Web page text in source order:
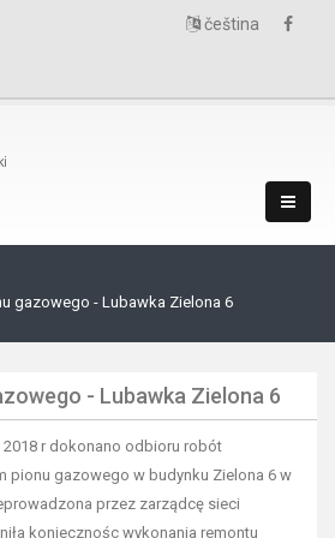
čeština
gazowego - Lubawka Zielona 6
- Lubawka Zielona 6
2018 r dokonano odbioru robót
pionu gazowego w budynku Zielona 6 w
przez zarządcę sieci
koniecznośc wykonania remontu